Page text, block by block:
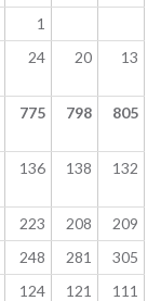
1
24 20 13
775 798 805
136 138 132
223 208
209
248 281
305
124 121
111